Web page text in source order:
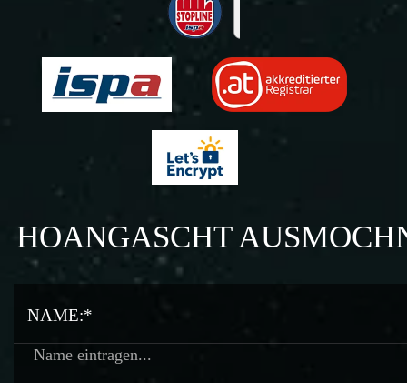
HOANGASCHT
NAME:*